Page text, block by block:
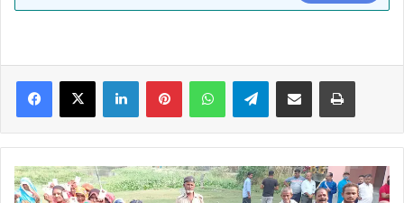
Facebook
X LinkedInPinterestWhatsAppTelegramShare via Email Print
कलुआही,लदनियां
एवं